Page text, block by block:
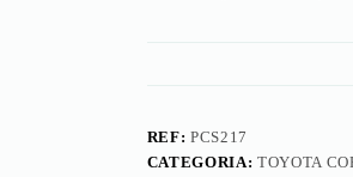
REF:PCS217
CATEGORIA: TOYOTA